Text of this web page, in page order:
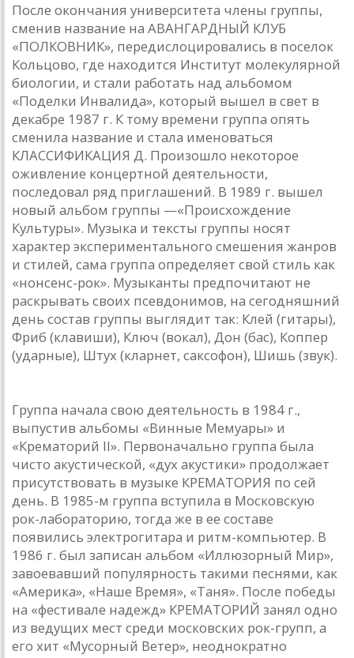
После окончания университета члены группы,
сменив название на АВАНГАРДНЫЙ КЛУБ
«ПОЛКОВНИК», передислоцировались в поселок
Кольцово, где находится Институт молекулярной
биологии, и стали работать над альбомом
«Поделки Инвалида», который вышел в свет в
декабре 1987 г. К тому времени группа опять
сменила название и стала именоваться
КЛАССИФИКАЦИЯ Д. Произошло некоторое
оживление концертной деятельности,
последовал ряд приглашений. В 1989 г. вышел
новый альбом группы —«Происхождение
Культуры». Музыка и тексты группы носят
характер экспериментального смешения жанров
и стилей, сама группа определяет свой стиль как
«нонсенс-рок». Музыканты предпочитают не
раскрывать своих псевдонимов, на сегодняшний
день состав группы выглядит так: Клей (гитары),
Фриб (клавиши), Ключ (вокал), Дон (бас), Коппер
(ударные), Штух (кларнет, саксофон), Шишь (звук).
Группа начала свою деятельность в 1984 г.,
выпустив альбомы «Винные Мемуары» и
«Крематорий II». Первоначально группа была
чисто акустической, «дух акустики» продолжает
присутствовать в музыке КРЕМАТОРИЯ по сей
день. В 1985-м группа вступила в Московскую
рок-лабораторию, тогда же в ее составе
появились электрогитара и ритм-компьютер. В
1986 г. был записан альбом «Иллюзорный Мир»,
завоевавший популярность такими песнями, как
«Америка», «Наше Время», «Таня». После победы
на «фестивале надежд» КРЕМАТОРИЙ занял одно
из ведущих мест среди московских рок-групп, а
его хит «Мусорный Ветер», неоднократно